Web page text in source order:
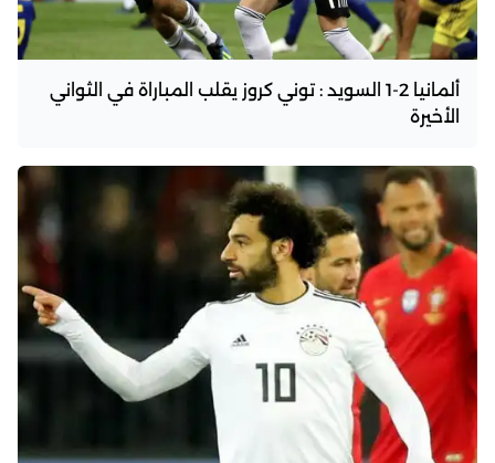
ألمانيا 2-1 السويد : توني كروز يقلب المباراة في الثواني
الأخيرة